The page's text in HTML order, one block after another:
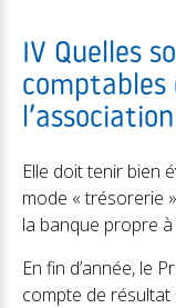
IV Quelles
comptables
Elle doit tenir bien
mode « trésorerie
la banque propre à
En fin d’année, le
compte de